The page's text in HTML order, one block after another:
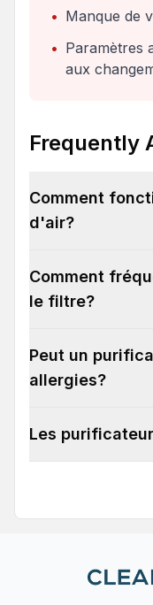
• Manque de
• Paramètres
aux
Frequently
Comment
d'air?
Comment
le filtre?
Peut un
allergies?
Les